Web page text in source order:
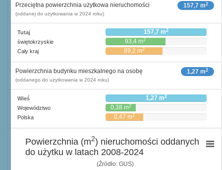
157,7 m2
Przeciętna powierzchnia użytkowa nieruchomości
(oddanej do użytkowania w 2024 roku)
Tutaj 157,7 m2
świętokrzyskie 93,4 m2
Cały kraj 89,2 m2
1,27 m2
Powierzchnia budynku mieszkalnego na osobę
(oddanego do użytkowania w 2024 roku)
Wieś 1,27 m2
Województwo 0,38 m2
Polska 0,47 m2
(Źródło: GUS)
Powierzchnia (m2) nieruchomości oddanych
do użytku w latach 2008-2024